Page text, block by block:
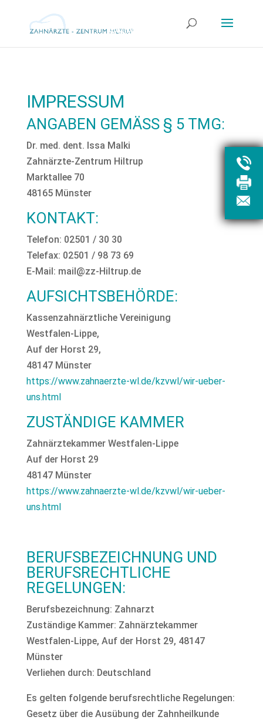
IMPRESSUM
ANGABEN GEMÄSS § 5 TMG:
Dr. med. dent. Issa Malki
Zahnärzte-Zentrum Hiltrup
Marktallee 70
48165 Münster
KONTAKT:
Telefon: 02501 / 30 30
Telefax: 02501 / 98 73 69
E-Mail: mail@zz-Hiltrup.de
AUFSICHTSBEHÖRDE:
Kassenzahnärztliche Vereinigung
Westfalen-Lippe,
Auf der Horst 29,
48147 Münster
https://www.zahnaerzte-wl.de/kzvwl/wir-ueber-
uns.html
ZUSTÄNDIGE KAMMER
Zahnärztekammer Westfalen-Lippe
Auf der Horst 29
48147 Münster
https://www.zahnaerzte-wl.de/kzvwl/wir-ueber-
uns.html
BERUFSBEZEICHNUNG UND
BERUFSRECHTLICHE
REGELUNGEN:
Berufsbezeichnung: Zahnarzt
Zuständige Kammer: Zahnärztekammer
Westfalen-Lippe, Auf der Horst 29, 48147
Münster
Verliehen durch: Deutschland
Es gelten folgende berufsrechtliche Regelungen:
Gesetz über die Ausübung der Zahnheilkunde